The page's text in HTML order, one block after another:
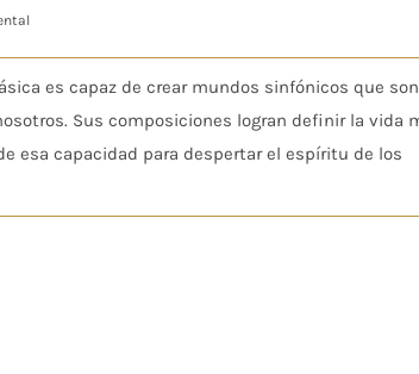
es capaz de crear mundos sinfónicos que
Sus composiciones logran definir la vida
esa capacidad para despertar el espíritu de los